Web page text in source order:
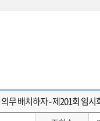
무 배치하자 - 제201회 임시